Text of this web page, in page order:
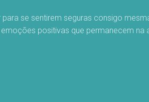
se sentirem seguras consigo
positivas que permanecem na